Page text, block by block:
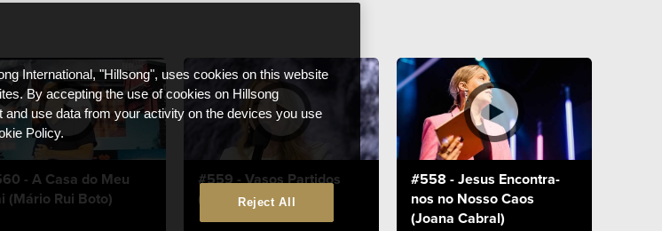
- A Casa do Meu
(Mário Rui Boto)
#559 - Vasos Partidos
(Ana Loback)
#558 - Jesus Encontra-
nos no Nosso Caos
(Joana Cabral)
International, "Hillsong", uses cookies on this website
By accepting the use of cookies on Hillsong
use data from your activity on the devices you use
Policy.
Reject All